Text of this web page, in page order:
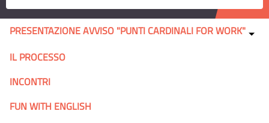
PRESENTAZIONE AVVISO "PUNTI CARDINALI FOR WORK"
IL PROCESSO
INCONTRI
FUN WITH ENGLISH